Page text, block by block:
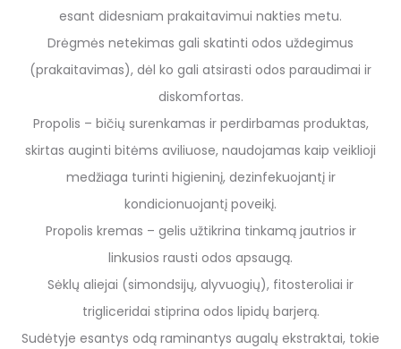
esant didesniam prakaitavimui nakties metu.
Drėgmės netekimas gali skatinti odos uždegimus
(prakaitavimas), dėl ko gali atsirasti odos paraudimai ir
diskomfortas.
Propolis – bičių surenkamas ir perdirbamas produktas,
skirtas auginti bitėms aviliuose, naudojamas kaip veiklioji
medžiaga turinti higieninį, dezinfekuojantį ir
kondicionuojantį poveikį.
Propolis kremas – gelis užtikrina tinkamą jautrios ir
linkusios rausti odos apsaugą.
Sėklų aliejai (simondsijų, alyvuogių), fitosteroliai ir
trigliceridai stiprina odos lipidų barjerą.
Sudėtyje esantys odą raminantys augalų ekstraktai, tokie